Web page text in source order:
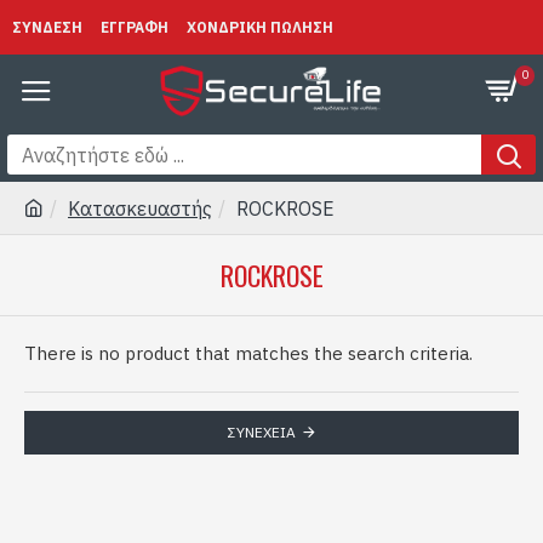
ΣΥΝΔΕΣΗ ΕΓΓΡΑΦΗ ΧΟΝΔΡΙΚΗ ΠΩΛΗΣΗ
0
Κατασκευαστής ROCKROSE
ROCKROSE
There is no product that matches the search criteria.
ΣΥΝΈΧΕΙΑ